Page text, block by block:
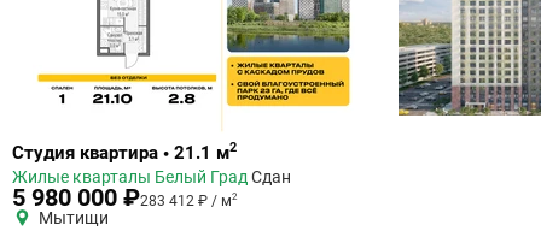
Ссылка
квартиру
Студия квартира • 21.1 м2
Жилые кварталы Белый Град Сдан
5 980 000 ₽283 412 ₽ / м2
Мытищи